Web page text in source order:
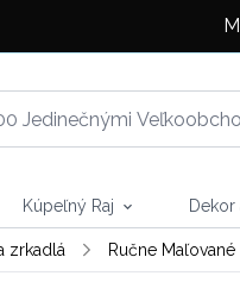
Kúpeľný Raj
zrkadlá Ručne